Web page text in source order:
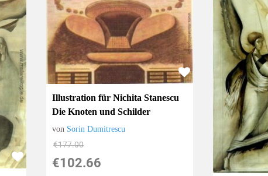
Illustration für Nichita Stanescu
Die Knoten und Schilder
von Sorin Dumitrescu
€177.00
€102.66